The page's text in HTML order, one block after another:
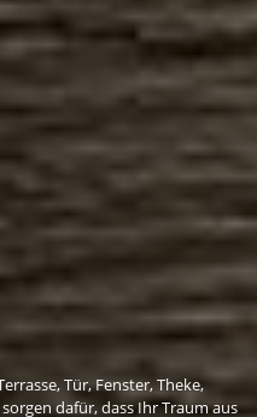
Tür, Fenster, Theke,
dafür, dass Ihr Traum aus